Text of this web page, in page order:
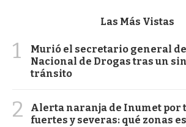
Las Más Vistas
1
Murió el secretario general
Nacional de Drogas tras un
tránsito
2
Alerta naranja de Inumet por
fuertes y severas: qué zonas